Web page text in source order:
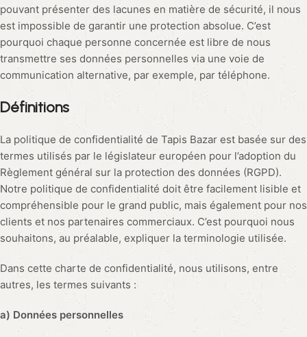
pouvant présenter des lacunes en matière de sécurité, il nous
est impossible de garantir une protection absolue. C’est
pourquoi chaque personne concernée est libre de nous
transmettre ses données personnelles via une voie de
communication alternative, par exemple, par téléphone.
Définitions
La politique de confidentialité de Tapis Bazar est basée sur des
termes utilisés par le législateur européen pour l’adoption du
Règlement général sur la protection des données (RGPD).
Notre politique de confidentialité doit être facilement lisible et
compréhensible pour le grand public, mais également pour nos
clients et nos partenaires commerciaux. C’est pourquoi nous
souhaitons, au préalable, expliquer la terminologie utilisée.
Dans cette charte de confidentialité, nous utilisons, entre
autres, les termes suivants :
a) Données personnelles